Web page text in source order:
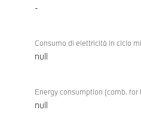
-
Consumo di elettricità in ciclo
null
Energy consumption (comb. for
null